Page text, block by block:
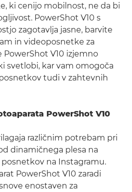
ki cenijo mobilnost, ne da bi
PowerShot V10 s
zagotavlja jasne, barvite
in videoposnetke za
PowerShot V10 izjemno
svetlobi, kar vam omogoča
tudi v zahtevnih
PowerShot V10
različnim potrebam pri
dinamičnega plesa na
na Instagramu.
PowerShot V10 zaradi
enostaven za